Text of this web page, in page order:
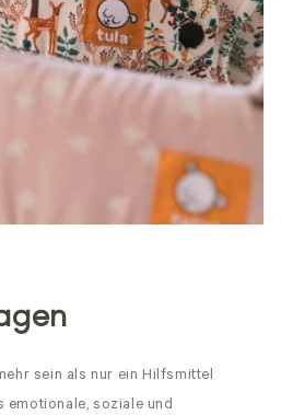
sein als nur ein Hilfsmittel
emotionale, soziale und